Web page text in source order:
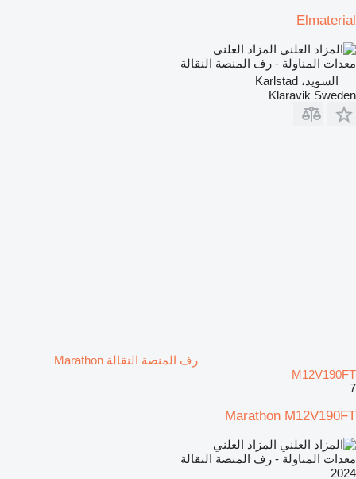
Elmaterial
المزاد العلني
معدات المناولة - رف المنصة النقالة
السويد، Karlstad
Klaravik Sweden
رف المنصة النقالة Marathon
M12V190FT
7
Marathon M12V190FT
المزاد العلني
معدات المناولة - رف المنصة النقالة
2024